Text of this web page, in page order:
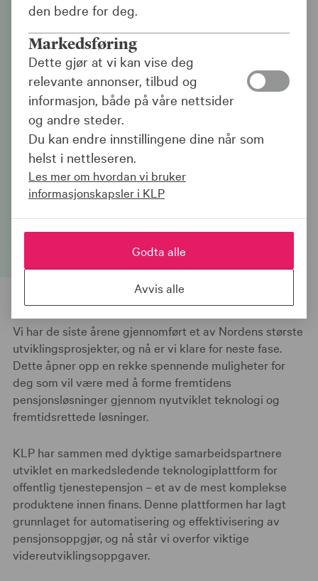
KLP styrker laget innen
teknologi og
forretningsutvikling!
Er det du som skal være med å
videreutvikle plattformen for et av de
mest kompliserte finansproduktene vi
har? Bli en del av vårt fagmiljø og bidra til
å forme teknologien bak offentlig
tjenestepensjon!
Vi har de siste årene gjennomført et av Nordens største
utviklingsprosjekter, og nå er vi klare for neste fase.
Dette åpner opp en rekke spennende muligheter for
deg som vil være med å forme fremtidens
pensjonsløsninger gjennom nyutviklet teknologi og
fremtidsrettede løsninger.
KLP har sammen med dyktige samarbeidspartnere
utviklet en markedsledende teknologiplattform for
offentlig tjenestepensjon – et av de mest komplekse
produktene innen finans. Denne plattformen har lagt
grunnlaget for automatisering og effektivisering av
pensjonsoppgjør, og nå står vi overfor viktige
videreutviklingsoppgaver.
den bedre for deg.
Markedsføring
Dette gjør at vi kan vise deg
relevante annonser, tilbud og
informasjon, både på våre nettsider
og andre steder.
Du kan endre innstillingene dine når som
helst i nettleseren.
Les mer om hvordan vi bruker
informasjonskapsler i KLP
Godta alle
Avvis alle